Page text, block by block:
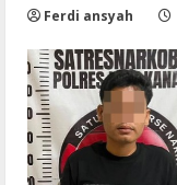
Ferdi ansyah